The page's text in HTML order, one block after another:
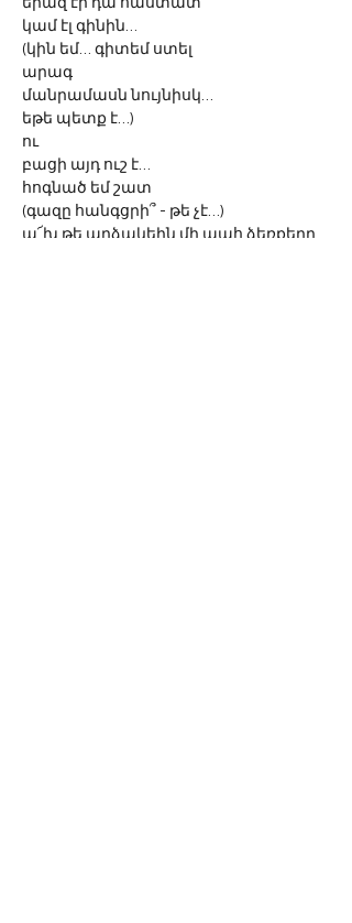
երազ էր դա հաստատ
կամ էլ գինին…
(կին եմ… գիտեմ ստել
արագ
մանրամասն նույնիսկ…
եթե պետք է…)
ու
բացի այդ ուշ է…
հոգնած եմ շատ
(գազը հանգցրի՞ - թե չէ…)
ա՜խ թե արձակեին մի պահ ձեռքերը